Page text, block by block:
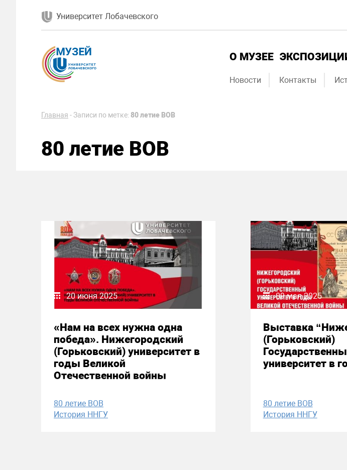
Университет Лобачевского
О МУЗЕЕ
Новости Контакты
Главная -Записи по метке: 80 летие ВОВ
80 летие ВОВ
20 июня 2025
«Нам на всех нужна одна
победа». Нижегородский
(Горьковский) университет в
годы Великой
Отечественной войны
80 летие ВОВ
История ННГУ
09 мая 2025
Выставка
(Горьковский)
университет в
80 летие ВОВ
История ННГУ